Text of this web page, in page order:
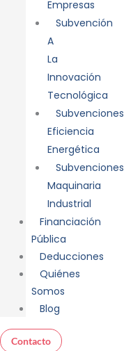
Empresas
Subvención
A
La
Innovación
Tecnológica
Subvenciones
Eficiencia
Energética
Subvenciones
Maquinaria
Industrial
Financiación
Pública
Deducciones
Quiénes
Somos
Blog
Contacto